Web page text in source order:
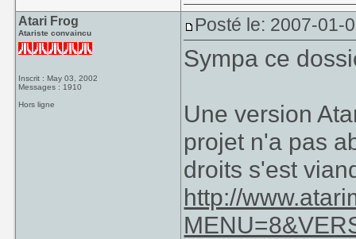
Atari Frog
Atariste convaincu
Inscrit : May 03, 2002
Messages : 1910
Hors ligne
Posté le: 2007-01-
Sympa ce
Une version
projet n'a pas
droits s'est
http://